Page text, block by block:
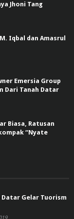
Jhoni Tang
Iqbal dan Amasrul
Emersia Group
Dari Tanah Datar
Biasa, Ratusan
“Nyate
Gelar Tuorism